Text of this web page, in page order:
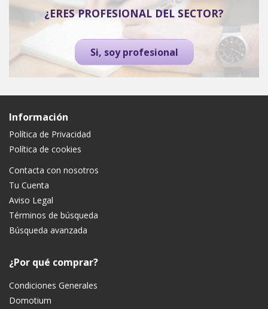
¿ERES PROFESIONAL DEL SECTOR?
Si, soy profesional
Información
Política de Privacidad
Política de cookies
Contacta con nosotros
Tu Cuenta
Aviso Legal
Términos de búsqueda
Búsqueda avanzada
¿Por qué comprar?
Condiciones Generales
Domotium